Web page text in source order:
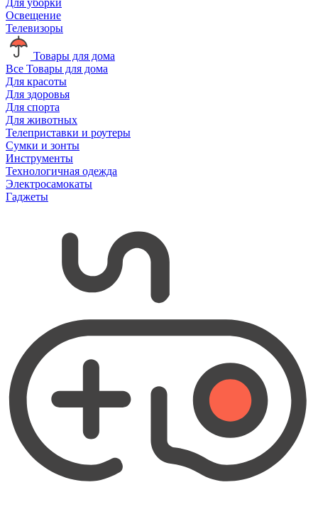
Освещение
Телевизоры
Товары для дома
Все Товары для дома
Для красоты
Для здоровья
Для спорта
Для животных
Телеприставки и роутеры
Сумки и зонты
Инструменты
Технологичная одежда
Электросамокаты
Гаджеты